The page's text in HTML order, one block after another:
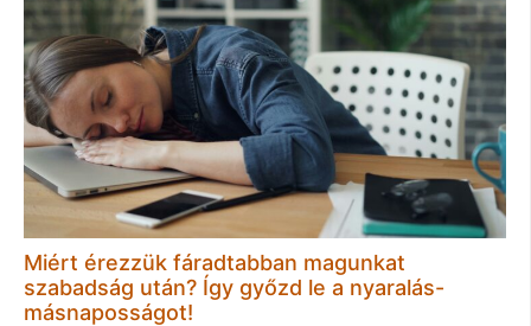
Miért érezzük fáradtabban magunkat
szabadság után? Így győzd le a nyaralás-
másnaposságot!